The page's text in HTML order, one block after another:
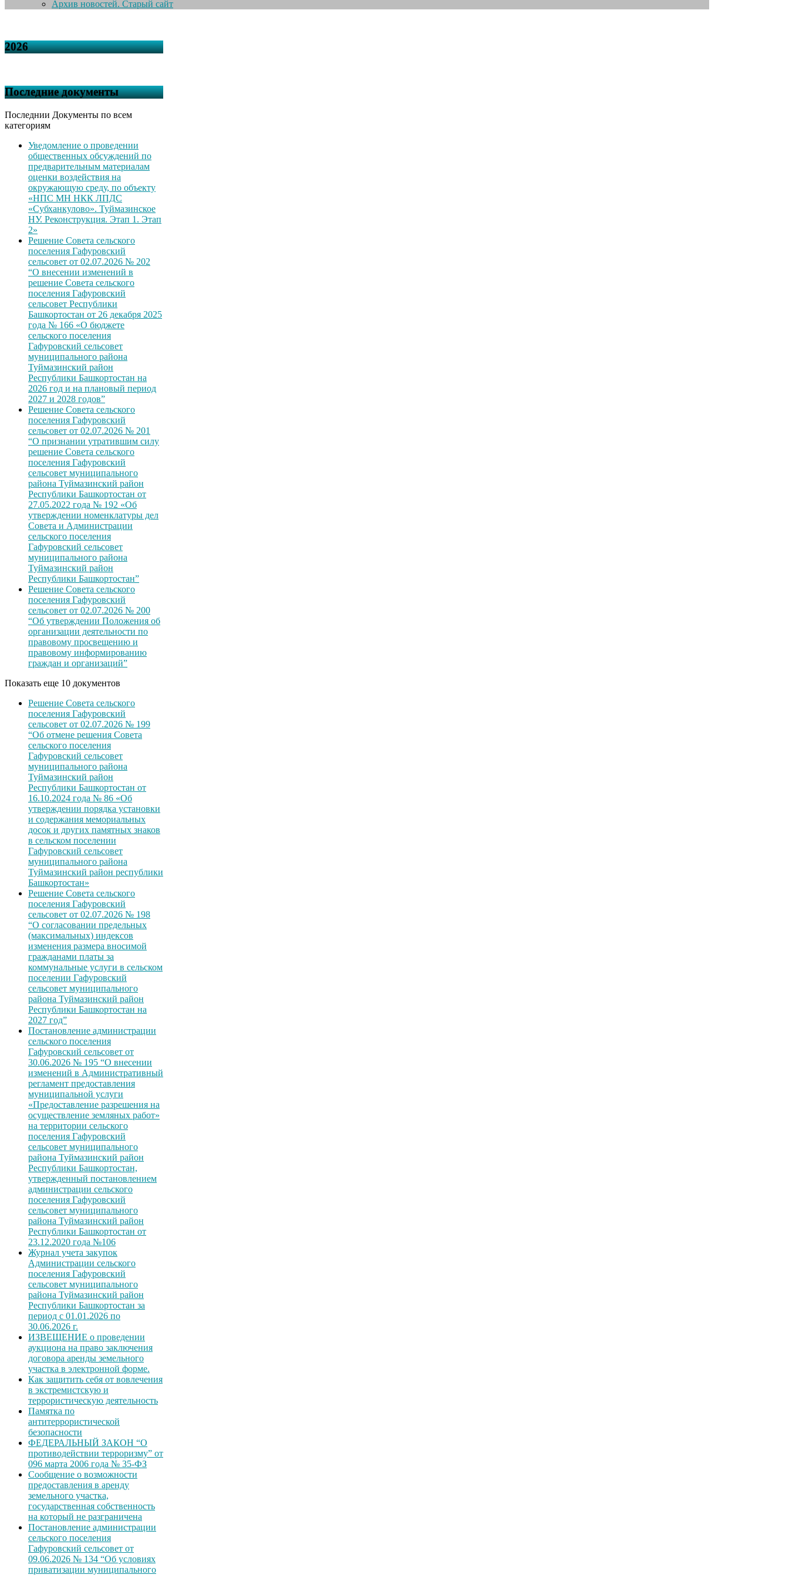
Архив новостей. Старый сайт
2026
Последние документы
Последнии Документы по всем
категориям
Уведомление о проведении
общественных обсуждений по
предварительным материалам
оценки воздействия на
окружающую среду, по объекту
«НПС МН НКК ЛПДС
«Субханкулово». Туймазинское
НУ. Реконструкция. Этап 1. Этап
2»
Решение Совета сельского
поселения Гафуровский
сельсовет от 02.07.2026 № 202
“О внесении изменений в
решение Совета сельского
поселения Гафуровский
сельсовет Республики
Башкортостан от 26 декабря 2025
года № 166 «О бюджете
сельского поселения
Гафуровский сельсовет
муниципального района
Туймазинский район
Республики Башкортостан на
2026 год и на плановый период
2027 и 2028 годов”
Решение Совета сельского
поселения Гафуровский
сельсовет от 02.07.2026 № 201
“О признании утратившим силу
решение Совета сельского
поселения Гафуровский
сельсовет муниципального
района Туймазинский район
Республики Башкортостан от
27.05.2022 года № 192 «Об
утверждении номенклатуры дел
Совета и Администрации
сельского поселения
Гафуровский сельсовет
муниципального района
Туймазинский район
Республики Башкортостан”
Решение Совета сельского
поселения Гафуровский
сельсовет от 02.07.2026 № 200
“Об утверждении Положения об
организации деятельности по
правовому просвещению и
правовому информированию
граждан и организаций”
Показать еще 10 документов
Решение Совета сельского
поселения Гафуровский
сельсовет от 02.07.2026 № 199
“Об отмене решения Совета
сельского поселения
Гафуровский сельсовет
муниципального района
Туймазинский район
Республики Башкортостан от
16.10.2024 года № 86 «Об
утверждении порядка установки
и содержания мемориальных
досок и других памятных знаков
в сельском поселении
Гафуровский сельсовет
муниципального района
Туймазинский район республики
Башкортостан»
Решение Совета сельского
поселения Гафуровский
сельсовет от 02.07.2026 № 198
“О согласовании предельных
(максимальных) индексов
изменения размера вносимой
гражданами платы за
коммунальные услуги в сельском
поселении Гафуровский
сельсовет муниципального
района Туймазинский район
Республики Башкортостан на
2027 год”
Постановление администрации
сельского поселения
Гафуровский сельсовет от
30.06.2026 № 195 “О внесении
изменений в Административный
регламент предоставления
муниципальной услуги
«Предоставление разрешения на
осуществление земляных работ»
на территории сельского
поселения Гафуровский
сельсовет муниципального
района Туймазинский район
Республики Башкортостан,
утвержденный постановлением
администрации сельского
поселения Гафуровский
сельсовет муниципального
района Туймазинский район
Республики Башкортостан от
23.12.2020 года №106
Журнал учета закупок
Администрации сельского
поселения Гафуровский
сельсовет муниципального
района Туймазинский район
Республики Башкортостан за
период с 01.01.2026 по
30.06.2026 г.
ИЗВЕЩЕНИЕ о проведении
аукциона на право заключения
договора аренды земельного
участка в электронной форме.
Как защитить себя от вовлечения
в экстремистскую и
террористическую деятельность
Памятка по
антитеррористической
безопасности
ФЕДЕРАЛЬНЫЙ ЗАКОН “О
противодействии терроризму” от
096 марта 2006 года № 35-ФЗ
Сообщение о возможности
предоставления в аренду
земельного участка,
государственная собственность
на который не разграничена
Постановление администрации
сельского поселения
Гафуровский сельсовет от
09.06.2026 № 134 “Об условиях
приватизации муниципального